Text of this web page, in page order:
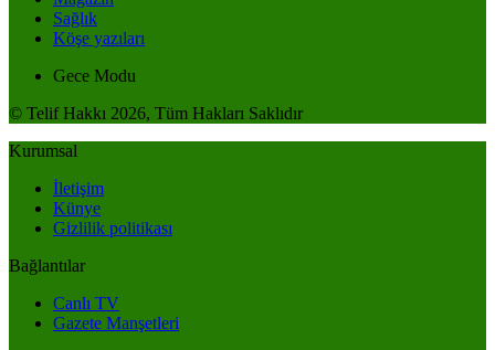
Sağlık
Köşe yazıları
Gece Modu
© Telif Hakkı 2026, Tüm Hakları Saklıdır
Kurumsal
İletişim
Künye
Gizlilik politikası
Bağlantılar
Canlı TV
Gazete Manşetleri